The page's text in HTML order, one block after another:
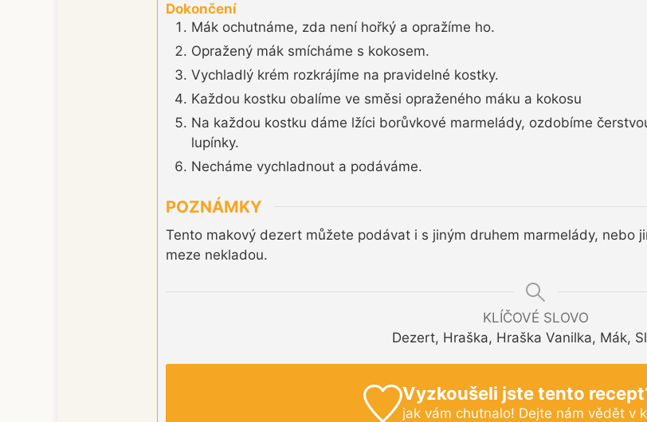
Dokončení
Mák ochutnáme, zda není hořký a opražíme ho.
Opražený mák smícháme s kokosem.
Vychladlý krém rozkrájíme na pravidelné kostky.
Každou kostku obalíme ve směsi opraženého máku a kokosu
Na každou kostku dáme lžíci borůvkové marmelády, ozdobíme
lupínky.
Necháme vychladnout a podáváme.
POZNÁMKY
Tento makový dezert můžete podávat i s jiným druhem marmelády, nebo
meze nekladou.
KLÍČOVÉ SLOVO
Dezert, Hraška, Hraška Vanilka, Mák,
Vyzkoušeli jste tento
jak vám chutnalo! Dejte nám vědět v